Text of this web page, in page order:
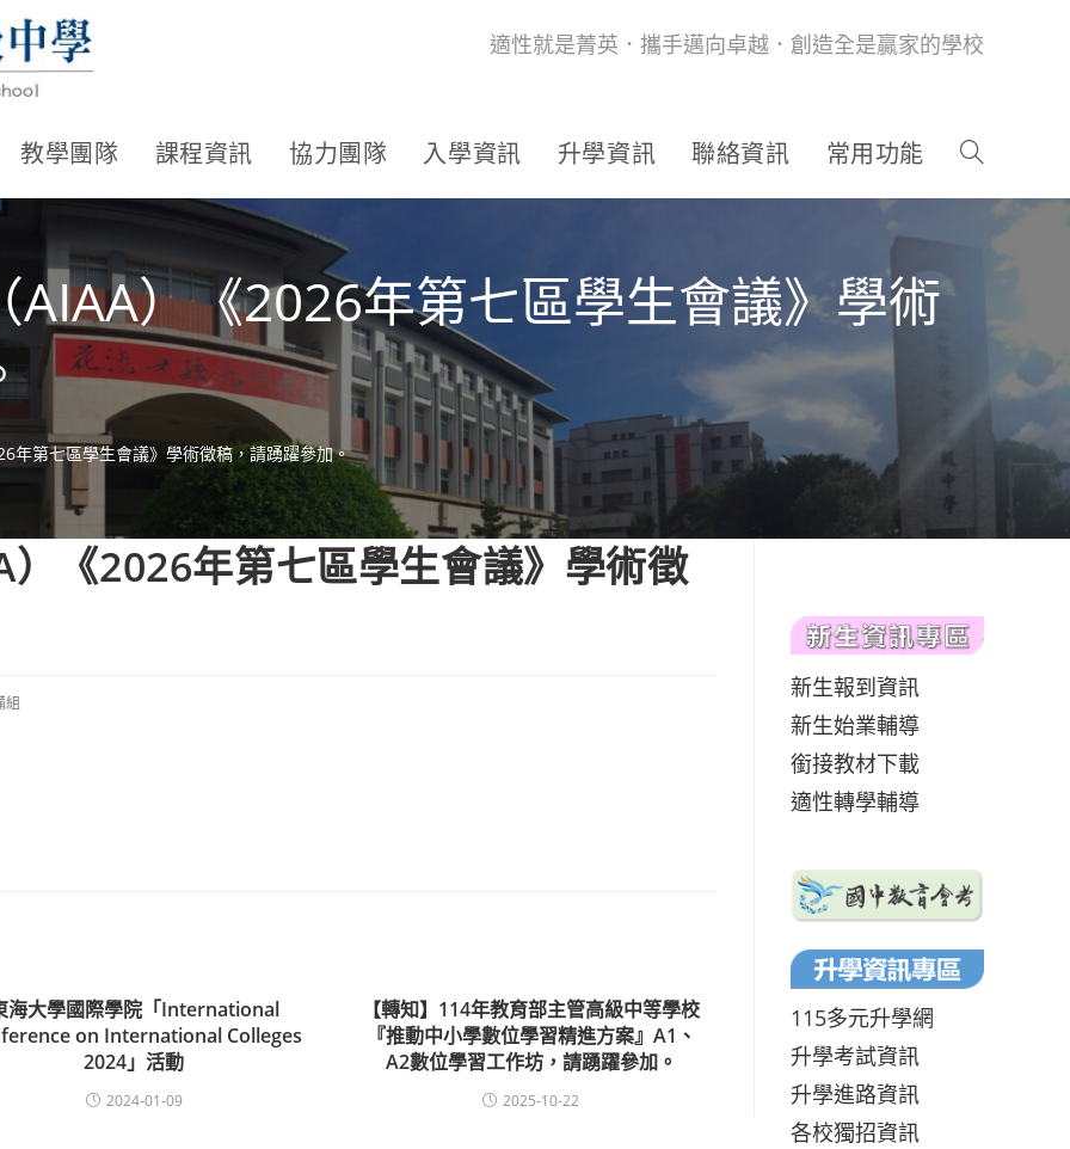
適性就是菁英．攜手邁向卓越．創造全是贏家的學校
教學團隊 課程資訊 協力團隊 入學資訊 升學資訊 聯絡資訊 常用功能
）《2026年第七區學生會議》學術
年第七區學生會議》學術徵稿，請踴躍參加。
《2026年第七區學生會議》學術徵
組
海大學國際學院「International
on International Colleges
2024」活動
2024-01-09
【轉知】114年教育部主管高級中等學校
『推動中小學數位學習精進方案』A1、
A2數位學習工作坊，請踴躍參加。
2025-10-22
新生報到資訊
新生始業輔導
銜接教材下載
適性轉學輔導
115多元升學網
升學考試資訊
升學進路資訊
各校獨招資訊